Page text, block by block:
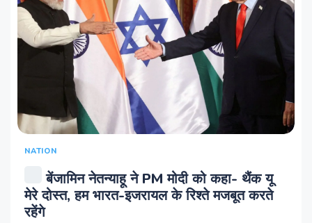
NATION
बेंजामिन नेतन्याहू ने PM मोदी को कहा- थैंक यू
मेरे दोस्त, हम भारत-इजरायल के रिश्ते मजबूत करते
रहेंगे